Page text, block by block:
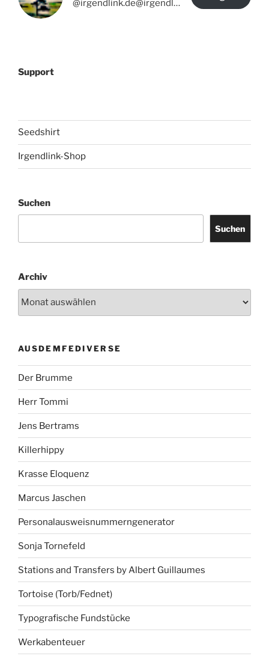
@irgendlink.de@irgendlink.de
Support
Seedshirt
Irgendlink-Shop
Suchen
Suchen
Archiv
AUSDEMFEDIVERSE
Der Brumme
Herr Tommi
Jens Bertrams
Killerhippy
Krasse Eloquenz
Marcus Jaschen
Personalausweisnummerngenerator
Sonja Tornefeld
Stations and Transfers by Albert Guillaumes
Tortoise (Torb/Fednet)
Typografische Fundstücke
Werkabenteuer